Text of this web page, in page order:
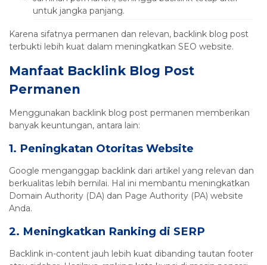
untuk jangka panjang.
Karena sifatnya permanen dan relevan, backlink blog post
terbukti lebih kuat dalam meningkatkan SEO website.
Manfaat Backlink Blog Post
Permanen
Menggunakan backlink blog post permanen memberikan
banyak keuntungan, antara lain:
1. Peningkatan Otoritas Website
Google menganggap backlink dari artikel yang relevan dan
berkualitas lebih bernilai. Hal ini membantu meningkatkan
Domain Authority (DA) dan Page Authority (PA) website
Anda.
2. Meningkatkan Ranking di SERP
Backlink in-content jauh lebih kuat dibanding tautan footer